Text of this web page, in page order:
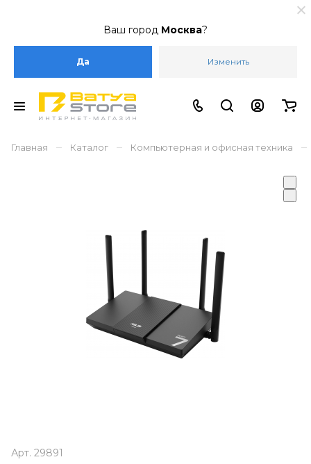
Ваш город Москва?
Да Изменить
Главная – Каталог – Компьютерная и офисная техника –
Арт. 29891